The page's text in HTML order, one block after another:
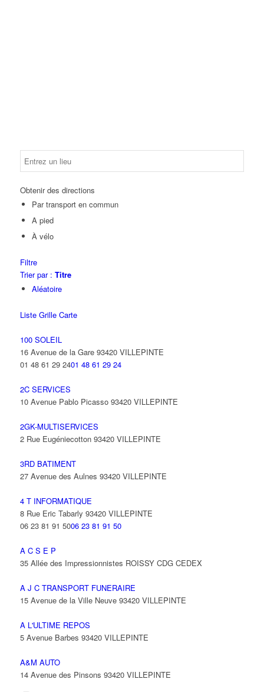
Obtenir des directions
Par transport en commun
A pied
À vélo
Filtre
Trier par : Titre
Aléatoire
Liste Grille Carte
100 SOLEIL
16 Avenue de la Gare 93420 VILLEPINTE
01 48 61 29 2401 48 61 29 24
2C SERVICES
10 Avenue Pablo Picasso 93420 VILLEPINTE
2GK-MULTISERVICES
2 Rue Eugéniecotton 93420 VILLEPINTE
3RD BATIMENT
27 Avenue des Aulnes 93420 VILLEPINTE
4 T INFORMATIQUE
8 Rue Eric Tabarly 93420 VILLEPINTE
06 23 81 91 5006 23 81 91 50
A C S E P
35 Allée des Impressionnistes ROISSY CDG CEDEX
A J C TRANSPORT FUNERAIRE
15 Avenue de la Ville Neuve 93420 VILLEPINTE
A L'ULTIME REPOS
5 Avenue Barbes 93420 VILLEPINTE
A&M AUTO
14 Avenue des Pinsons 93420 VILLEPINTE